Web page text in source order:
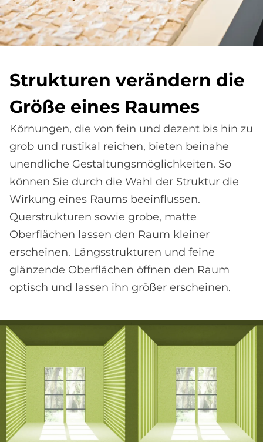
Struk­tu­ren ver­än­dern die
Grö­ße eines Raumes
Körnungen, die von fein und dezent bis hin zu
grob und rustikal reichen, bieten beinahe
unendliche Gestaltungsmöglichkeiten. So
können Sie durch die Wahl der Struktur die
Wirkung eines Raums beeinflussen.
Querstrukturen sowie grobe, matte
Oberflächen lassen den Raum kleiner
erscheinen. Längsstrukturen und feine
glänzende Oberflächen öffnen den Raum
optisch und lassen ihn größer erscheinen.